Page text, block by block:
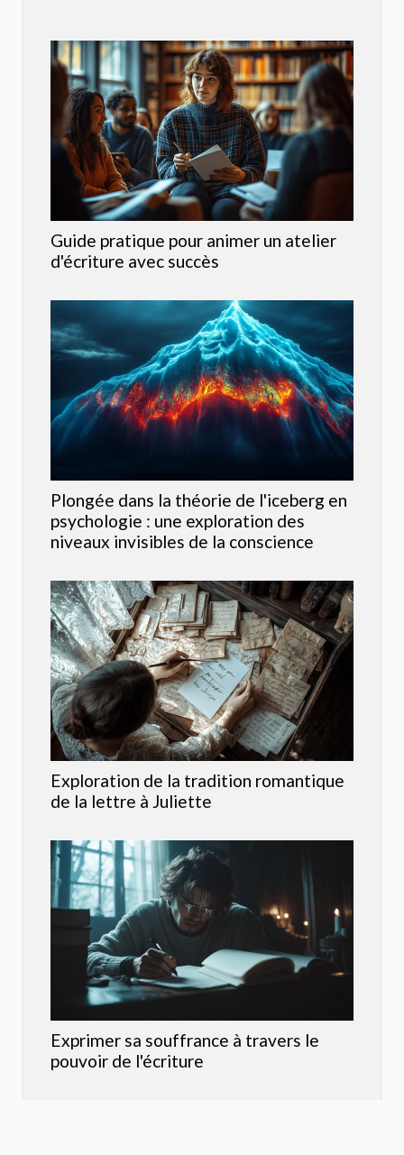
Guide pratique pour animer un atelier
d'écriture avec succès
Plongée dans la théorie de l'iceberg en
psychologie : une exploration des
niveaux invisibles de la conscience
Exploration de la tradition romantique
de la lettre à Juliette
Exprimer sa souffrance à travers le
pouvoir de l'écriture